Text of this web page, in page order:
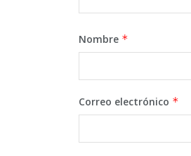
Nombre *
Correo electrónico *